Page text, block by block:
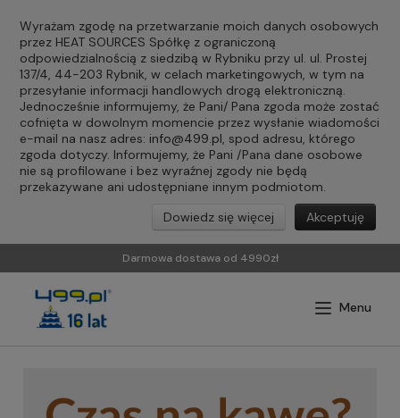
Wyrażam zgodę na przetwarzanie moich danych osobowych
przez HEAT SOURCES Spółkę z ograniczoną
odpowiedzialnością z siedzibą w Rybniku przy ul. ul. Prostej
137/4, 44-203 Rybnik, w celach marketingowych, w tym na
przesyłanie informacji handlowych drogą elektroniczną.
Jednocześnie informujemy, że Pani/ Pana zgoda może zostać
cofnięta w dowolnym momencie przez wysłanie wiadomości
e-mail na nasz adres: info@499.pl, spod adresu, którego
zgoda dotyczy. Informujemy, że Pani /Pana dane osobowe
nie są profilowane i bez wyraźnej zgody nie będą
przekazywane ani udostępniane innym podmiotom.
Akceptuję
Dowiedz się więcej
Darmowa dostawa od 4990zł